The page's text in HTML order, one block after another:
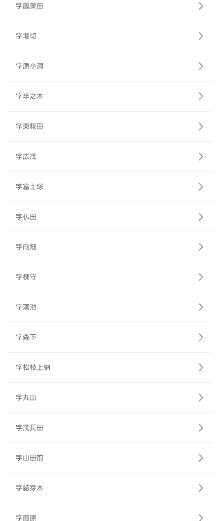
字鳳巣田
字堀切
字原小洞
字半之木
字東糀田
字広茂
字富士塚
字仏田
字向畑
字棟守
字藻池
字森下
字松枝上納
字丸山
字茂長田
字山田前
字結芽木
字葭原